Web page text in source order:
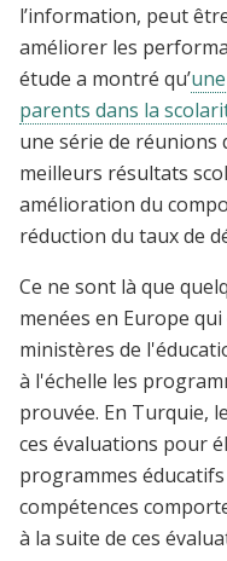
l’information, peut
améliorer les
étude a montré qu’
parents dans la
une série de réunions
meilleurs résultats
amélioration du
réduction du taux de
Ce ne sont là que
menées en Europe
ministères de
à l'échelle les
prouvée. En Turquie,
ces évaluations pour
programmes
compétences
à la suite de ces